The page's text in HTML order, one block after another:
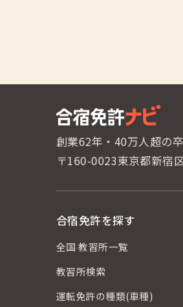
創業62年・40万人超の
〒160-0023東京都新宿
合宿免許を探す
全国 教習所一覧
教習所検索
運転免許の種類(車種)